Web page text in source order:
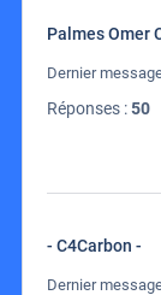
Palmes Omer
Dernier
Réponses :50
- C4Carbon -
Dernier